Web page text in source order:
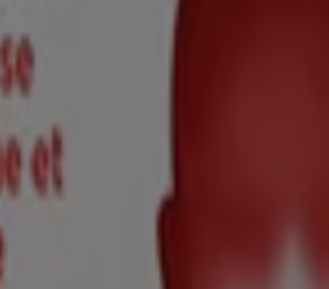
de tête persistant ou de sécrétions épaisses